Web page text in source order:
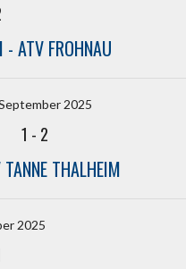
- ATV FROHNAU
2025
1 - 2
THALHEIM
2025